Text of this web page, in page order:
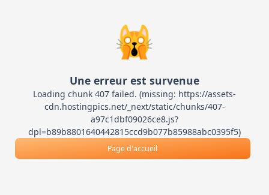
🙀
Une erreur est survenue
Loading chunk 407 failed. (missing: https://assets-
cdn.hostingpics.net/_next/static/chunks/407-
a97c1dbf09026ce8.js?
dpl=b89b8801640442815ccd9b077b85988abc0395f5)
Page d'accueil